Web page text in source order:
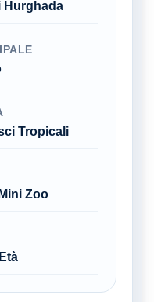
Hurghada
Tropicali
Zoo